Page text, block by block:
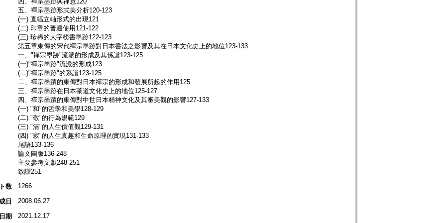
五、禪宗墨跡形式美分析120-123
(一) 直幅立軸形式的出現121
(二) 印章的普遍使用121-122
(三) 珍稀的大字榜書墨跡122-123
第五章東傳的宋代禪宗墨跡對日本書法之影響及其在日本文化史上的地位123-133
一、"禪宗墨跡"流派的形成及其係譜123-125
(一)"禪宗墨跡"流派的形成123
(二)"禪宗墨跡"的系譜123-125
二、禪宗墨蹟的東傳對日本禪宗的形成和發展所起的作用125
三、禪宗墨跡在日本茶道文化史上的地位125-127
四、禪宗墨蹟的東傳對中世日本精神文化及其審美觀的影響127-133
(一) "和"的哲學和美學128-129
(二) "敬"的行為規範129
(三) "清"的人生價值觀129-131
(四) "寂"的人生真趣和生命原理的實現131-133
尾語133-136
論文圖版136-248
主要參考文獻248-251
致謝251
数
1266
日 2008.06.27
期 2021.12.17